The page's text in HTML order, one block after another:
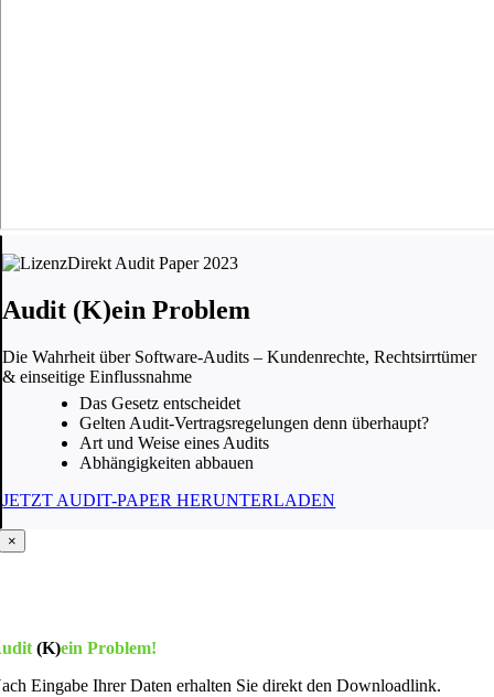
Audit (K)ein Problem
Die Wahrheit über Software-Audits – Kundenrechte, Rechtsirrtümer
& einseitige Einflussnahme
Das Gesetz entscheidet
Gelten Audit-Vertragsregelungen denn überhaupt?
Art und Weise eines Audits
Abhängigkeiten abbauen
JETZT AUDIT-PAPER HERUNTERLADEN
×
(K)ein Problem!
Eingabe Ihrer Daten erhalten Sie direkt den Downloadlink.